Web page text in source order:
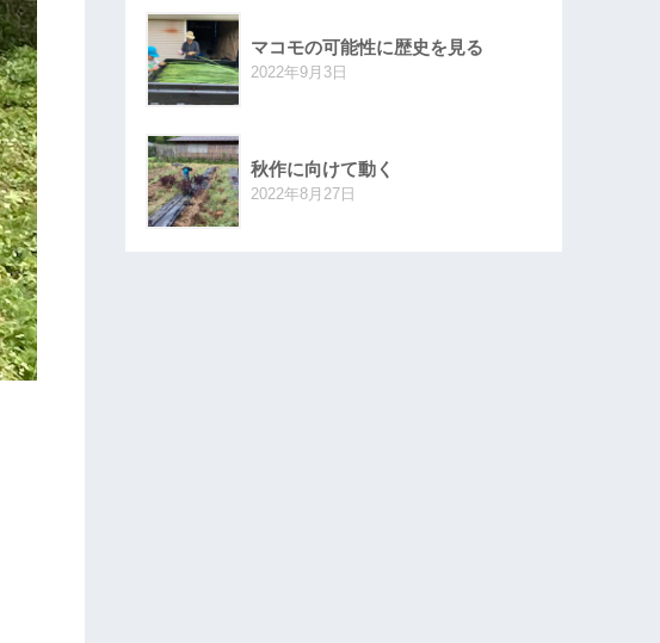
マコモの可能性に歴史を見る
2022年9月3日
秋作に向けて動く
2022年8月27日